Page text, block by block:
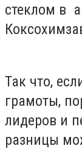
стеклом в
Так что,
грамоты,
лидеров и
разницы